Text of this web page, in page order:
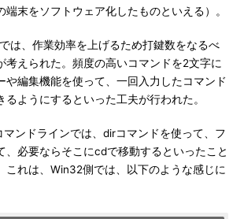
端末をソフトウェア化したものといえる）。
は、作業効率を上げるため打鍵数をなるべ
考えられた。頻度の高いコマンドを2文字に
や編集機能を使って、一回入力したコマンド
るようにするといった工夫が行われた。
ンドラインでは、dirコマンドを使って、フ
、必要ならそこにcdで移動するといったこと
これは、Win32側では、以下のような感じに